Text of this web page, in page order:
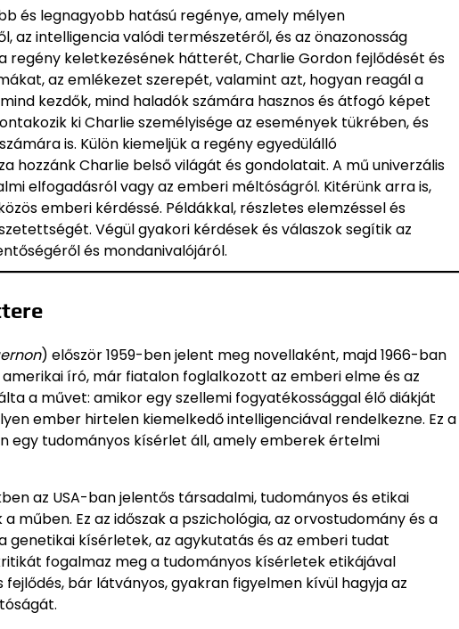
és legnagyobb hatású regénye, amely mélyen
intelligencia valódi természetéről, és az önazonosság
regény keletkezésének hátterét, Charlie Gordon fejlődését és
az emlékezet szerepét, valamint azt, hogyan reagál a
kezdők, mind haladók számára hasznos és átfogó képet
ki Charlie személyisége az események tükrében, és
is. Külön kiemeljük a regény egyedülálló
hozzánk Charlie belső világát és gondolatait. A mű univerzális
elfogadásról vagy az emberi méltóságról. Kitérünk arra is,
emberi kérdéssé. Példákkal, részletes elemzéssel és
Végül gyakori kérdések és válaszok segítik az
és mondanivalójáról.
) először 1959-ben jelent meg novellaként, majd 1966-ban
író, már fiatalon foglalkozott az emberi elme és az
a művet: amikor egy szellemi fogyatékossággal élő diákját
ember hirtelen kiemelkedő intelligenciával rendelkezne. Ez a
egy tudományos kísérlet áll, amely emberek értelmi
az USA-ban jelentős társadalmi, tudományos és etikai
műben. Ez az időszak a pszichológia, az orvostudomány és a
kísérletek, az agykutatás és az emberi tudat
fogalmaz meg a tudományos kísérletek etikájával
bár látványos, gyakran figyelmen kívül hagyja az